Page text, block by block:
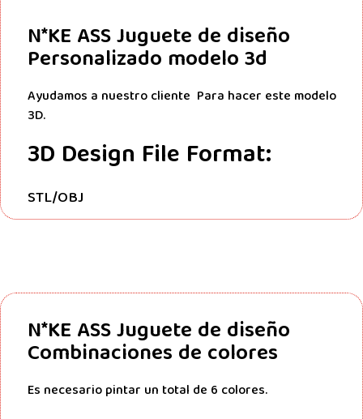
N*KE ASS Juguete de diseño
Personalizado modelo 3d
Ayudamos a nuestro cliente Para hacer este modelo
3D.
3D Design File Format:
STL/OBJ
N*KE ASS Juguete de diseño
Combinaciones de colores
Es necesario pintar un total de 6 colores.